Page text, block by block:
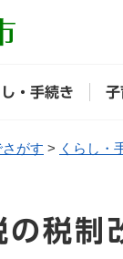
・手続き 子
がす > くらし・
の税制